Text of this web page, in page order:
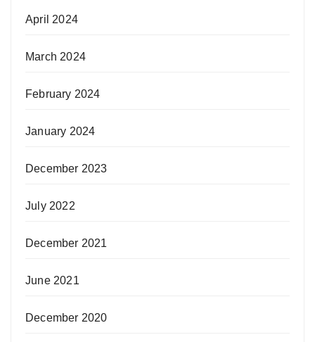
April 2024
March 2024
February 2024
January 2024
December 2023
July 2022
December 2021
June 2021
December 2020